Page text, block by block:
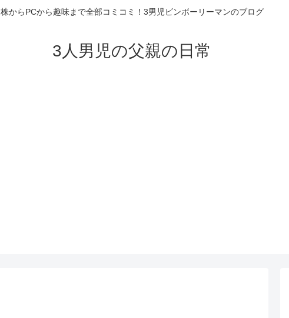
株からPCから趣味まで全部コミコミ！3男児ビンボーリーマンのブログ
3人男児の父親の日常